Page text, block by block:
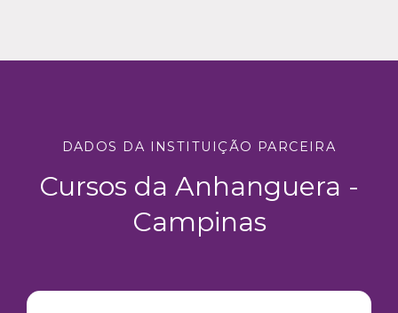
DADOS DA INSTITUIÇÃO PARCEIRA
Cursos da Anhanguera -
Campinas